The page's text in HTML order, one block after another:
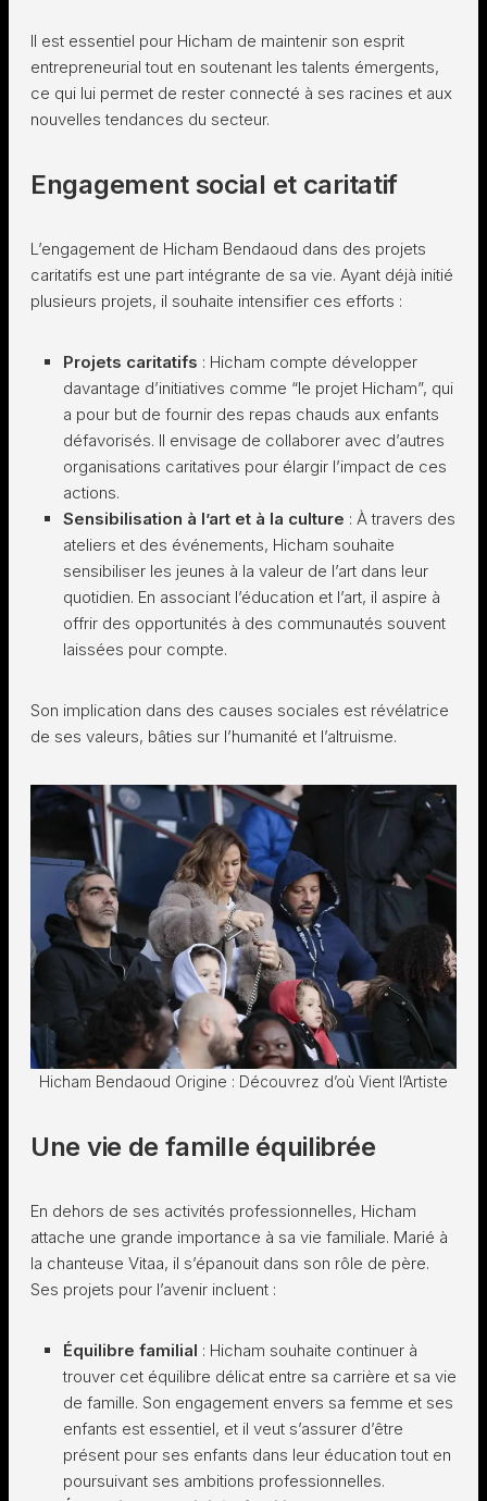
Il est essentiel pour Hicham de maintenir son esprit
entrepreneurial tout en soutenant les talents émergents,
ce qui lui permet de rester connecté à ses racines et aux
nouvelles tendances du secteur.
Engagement social et caritatif
L’engagement de Hicham Bendaoud dans des projets
caritatifs est une part intégrante de sa vie. Ayant déjà initié
plusieurs projets, il souhaite intensifier ces efforts :
Projets caritatifs : Hicham compte développer
davantage d’initiatives comme “le projet Hicham”, qui
a pour but de fournir des repas chauds aux enfants
défavorisés. Il envisage de collaborer avec d’autres
organisations caritatives pour élargir l’impact de ces
actions.
Sensibilisation à l’art et à la culture : À travers des
ateliers et des événements, Hicham souhaite
sensibiliser les jeunes à la valeur de l’art dans leur
quotidien. En associant l’éducation et l’art, il aspire à
offrir des opportunités à des communautés souvent
laissées pour compte.
Son implication dans des causes sociales est révélatrice
de ses valeurs, bâties sur l’humanité et l’altruisme.
Hicham Bendaoud Origine : Découvrez d’où Vient l’Artiste
Une vie de famille équilibrée
En dehors de ses activités professionnelles, Hicham
attache une grande importance à sa vie familiale. Marié à
la chanteuse Vitaa, il s’épanouit dans son rôle de père.
Ses projets pour l’avenir incluent :
Équilibre familial : Hicham souhaite continuer à
trouver cet équilibre délicat entre sa carrière et sa vie
de famille. Son engagement envers sa femme et ses
enfants est essentiel, et il veut s’assurer d’être
présent pour ses enfants dans leur éducation tout en
poursuivant ses ambitions professionnelles.